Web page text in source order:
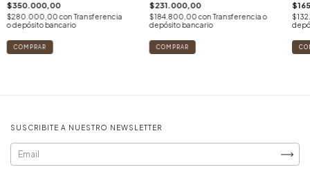
$350.000,00
$280.000,00con Transferencia
o depósito bancario
$231.000,00
$184.800,00con Transferencia o
depósito bancario
SUSCRIBITE A NUESTRO NEWSLETTER